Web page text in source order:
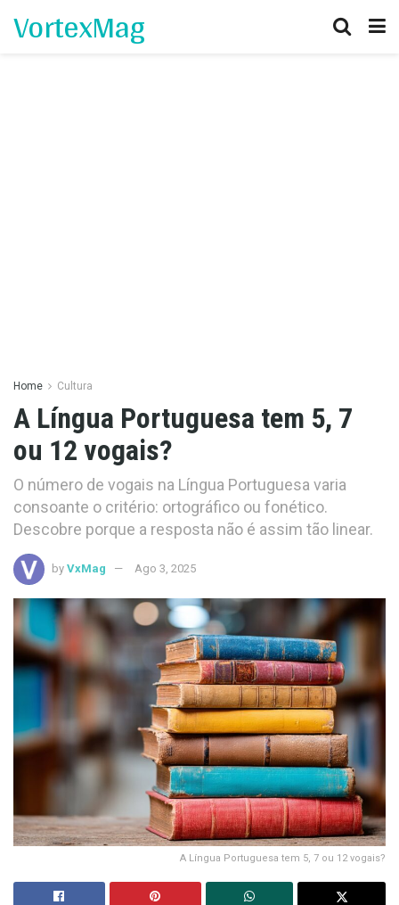
VortexMag
Home Cultura
A Língua Portuguesa tem 5, 7
ou 12 vogais?
O número de vogais na Língua Portuguesa varia
consoante o critério: ortográfico ou fonético.
Descobre porque a resposta não é assim tão linear.
by VxMag Ago 3, 2025
A Língua Portuguesa tem 5, 7 ou 12 vogais?